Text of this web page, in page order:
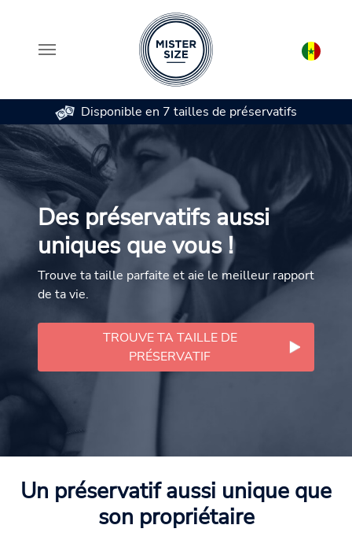
Aller au contenu principal
Disponible en 7 tailles de préservatifs
Des préservatifs aussi
uniques que vous !
Trouve ta taille parfaite et aie le meilleur rapport
de ta vie.
TROUVE TA TAILLE DE
PRÉSERVATIF
Un préservatif aussi unique que
son propriétaire